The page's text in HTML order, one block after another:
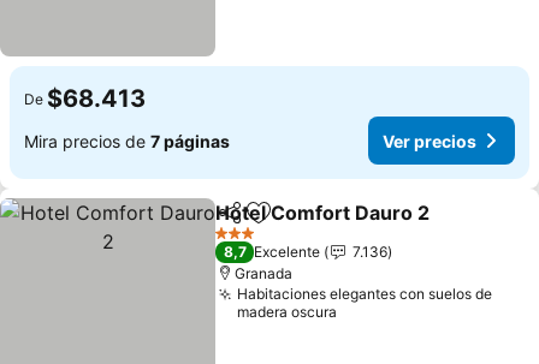
De $68.413
Mira precios de 7 páginas Ver precios
CompartirAgregar a favoritos
Hotel Comfort Dauro 2
3 Estrellas
8,7 Excelente
7.136
Granada
Habitaciones elegantes con suelos de
madera oscura